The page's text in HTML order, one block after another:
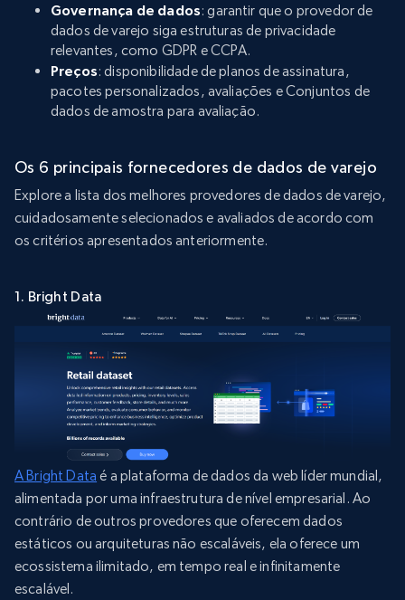
Governança de dados: garantir que o provedor de
dados de varejo siga estruturas de privacidade
relevantes, como GDPR e CCPA.
Preços: disponibilidade de planos de assinatura,
pacotes personalizados, avaliações e Conjuntos de
dados de amostra para avaliação.
Os 6 principais fornecedores de dados de varejo
Explore a lista dos melhores provedores de dados de varejo,
cuidadosamente selecionados e avaliados de acordo com
os critérios apresentados anteriormente.
1. Bright Data
A Bright Data é a plataforma de dados da web líder mundial,
alimentada por uma infraestrutura de nível empresarial. Ao
contrário de outros provedores que oferecem dados
estáticos ou arquiteturas não escaláveis, ela oferece um
ecossistema ilimitado, em tempo real e infinitamente
escalável.